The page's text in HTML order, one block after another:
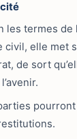
les termes de
civil, elle met
de sort